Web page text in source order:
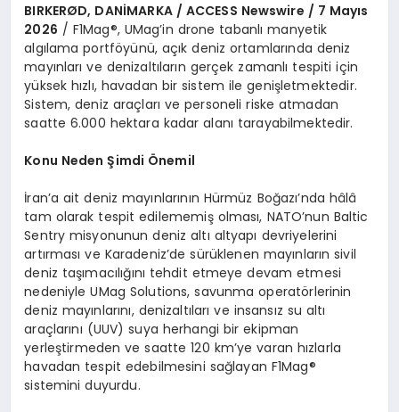
BIRKERØD, DANİMARKA / ACCESS Newswire / 7 Mayıs
2026 / F1Mag®, UMag’in drone tabanlı manyetik
algılama portföyünü, açık deniz ortamlarında deniz
mayınları ve denizaltıların gerçek zamanlı tespiti için
yüksek hızlı, havadan bir sistem ile genişletmektedir.
Sistem, deniz araçları ve personeli riske atmadan
saatte 6.000 hektara kadar alanı tarayabilmektedir.
Konu Neden Şimdi Önemil
İran’a ait deniz mayınlarının Hürmüz Boğazı’nda hâlâ
tam olarak tespit edilememiş olması, NATO’nun Baltic
Sentry misyonunun deniz altı altyapı devriyelerini
artırması ve Karadeniz’de sürüklenen mayınların sivil
deniz taşımacılığını tehdit etmeye devam etmesi
nedeniyle UMag Solutions, savunma operatörlerinin
deniz mayınlarını, denizaltıları ve insansız su altı
araçlarını (UUV) suya herhangi bir ekipman
yerleştirmeden ve saatte 120 km’ye varan hızlarla
havadan tespit edebilmesini sağlayan F1Mag®
sistemini duyurdu.